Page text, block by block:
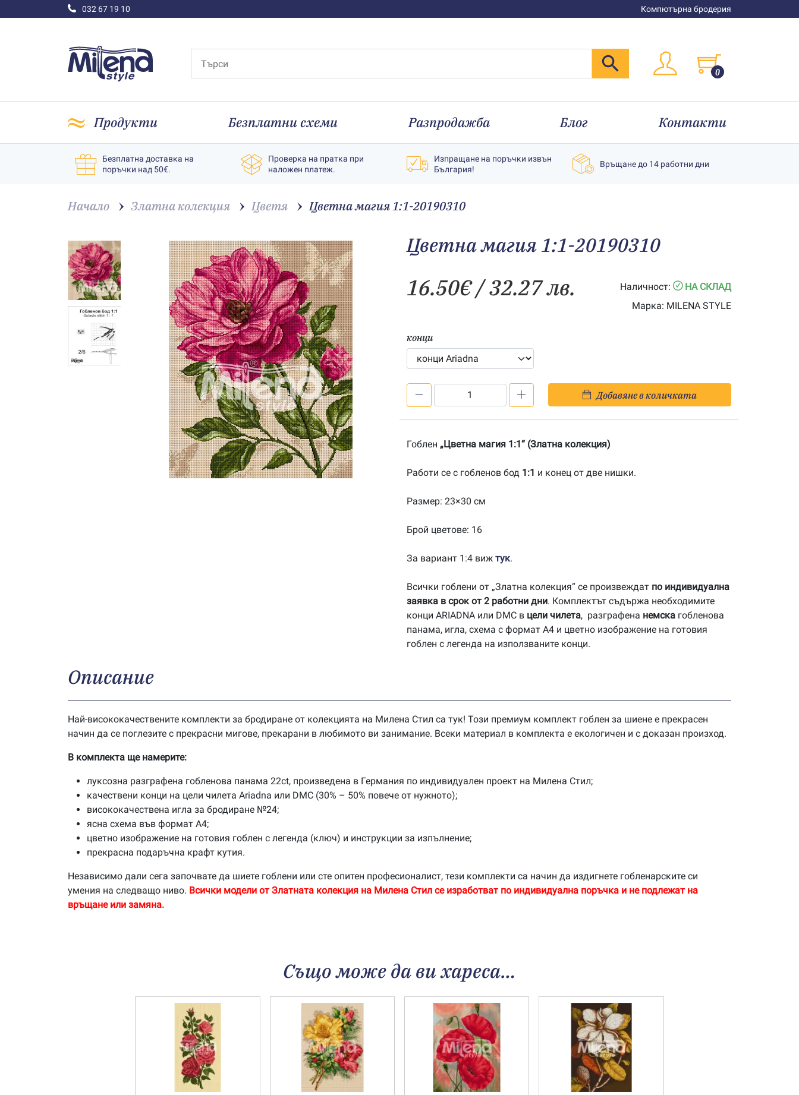
032 67 19 10 Компютърна бродерия
0
Продукти Безплатни схеми Разпродажба Блог Контакти
Безплатна доставка на
поръчки над 50€.
Проверка на пратка при
наложен платеж.
Изпращане на поръчки извън
България!
Връщане до 14 работни дни
Начало Златна колекция Цветя Цветна магия 1:1-20190310
Цветна магия 1:1-20190310
16.50€/ 32.27 лв. Наличност:
НА СКЛАД
Марка: MILENA STYLE
конци
магия
20190310
Добавяне в количката
Гоблен „Цветна магия 1:1“ (Златна колекция)
Работи се с гобленов бод 1:1 и конец от две нишки.
Размер: 23×30 см
Брой цветове: 16
За вариант 1:4 виж тук.
Всички гоблени от „Златна колекция“ се произвеждат по индивидуална
заявка в срок от 2 работни дни. Комплектът съдържа необходимите
конци ARIADNA или DMC в цели чилета, разграфена немска гобленова
панама, игла, схема с формат А4 и цветно изображение на готовия
гоблен с легенда на използваните конци.
Описание
Най-висококачествените комплекти за бродиране от колекцията на Милена Стил са тук! Този премиум комплект гоблен за шиене е прекрасен
начин да се поглезите с прекрасни мигове, прекарани в любимото ви занимание. Всеки материал в комплекта е екологичен и с доказан произход.
В комплекта ще намерите:
луксозна разграфена гобленова панама 22ct, произведена в Германия по индивидуален проект на Милена Стил;
качествени конци на цели чилета Ariadna или DMC (30% – 50% повече от нужното);
висококачествена игла за бродиране №24;
ясна схема във формат А4;
цветно изображение на готовия гоблен с легенда (ключ) и инструкции за изпълнение;
прекрасна подаръчна крафт кутия.
Независимо дали сега започвате да шиете гоблени или сте опитен професионалист, тези комплекти са начин да издигнете гобленарските си
умения на следващо ниво. Всички модели от Златната колекция на Милена Стил се изработват по индивидуална поръчка и не подлежат на
връщане или замяна.
Също може да ви хареса…